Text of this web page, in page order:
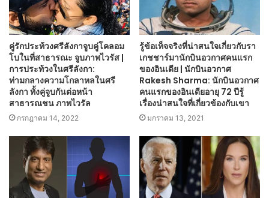
คู่รักประท้วงศรีลังกาจูบคู่โคลอม
โบในที่สาธารณะ จูบภาพไวรัส |
การประท้วงในศรีลังกา:
ท่ามกลางความโกลาหลในศรี
ลังกา ทั้งคู่จูบกันต่อหน้า
สาธารณชน ภาพไวรัล
กรกฎาคม 14, 2022
รู้ข้อเท็จจริงที่น่าสนใจเกี่ยวกับรา
เกชชาร์มานักบินอวกาศคนแรก
ของอินเดีย | นักบินอวกาศ
Rakesh Sharma: นักบินอวกาศ
คนแรกของอินเดียอายุ 72 ปีรู้
เรื่องน่าสนใจที่เกี่ยวข้องกับเขา
มกราคม 13, 2021